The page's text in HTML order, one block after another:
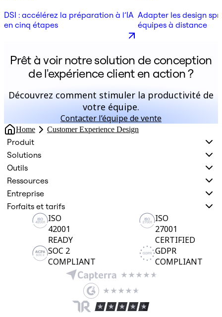
DSI : accélérez la préparation à l’IA
en cinq étapes
Adapter les design
équipes à distance
Prêt à voir notre solution de conception
de l'expérience client en action ?
Découvrez comment stimuler la productivité de
votre équipe.
Contacter l’équipe de vente
Home Customer Experience Design
Produit
Solutions
Outils
Ressources
Entreprise
Forfaits et tarifs
ISO
42001
READY
ISO
27001
CERTIFIED
SOC 2
COMPLIANT
GDPR
COMPLIANT